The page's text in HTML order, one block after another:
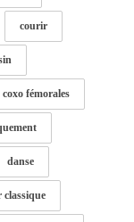
courir
coxo fémorales
danse
classique